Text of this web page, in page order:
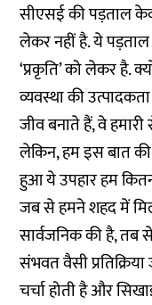
सीएसई की पड़ताल
लेकर नहीं है. ये पड़ताल
‘प्रकृति’ को लेकर है.
व्यवस्था की
जीव बनाते हैं, वे
लेकिन, हम इस बात की
हुआ ये उपहार हम
जब से हमने शहद में
सार्वजनिक की है, तब से
संभवत वैसी
चर्चा होती है और